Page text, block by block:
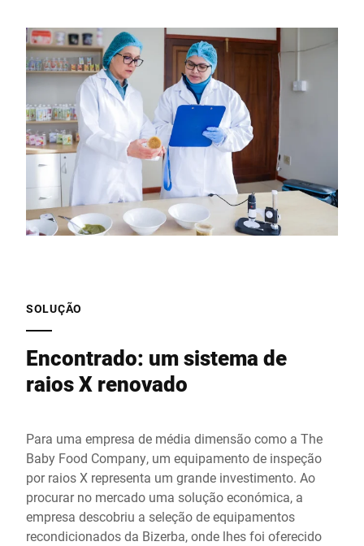
SOLUÇÃO
Encontrado: um sistema de
raios X renovado
Para uma empresa de média dimensão como a The
Baby Food Company, um equipamento de inspeção
por raios X representa um grande investimento. Ao
procurar no mercado uma solução económica, a
empresa descobriu a seleção de equipamentos
recondicionados da Bizerba, onde lhes foi oferecido